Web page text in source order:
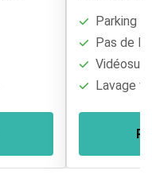
Parking
Pas de
Lavage